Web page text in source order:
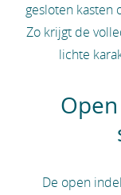
gesloten kasten
Zo krijgt de
lichte
De open